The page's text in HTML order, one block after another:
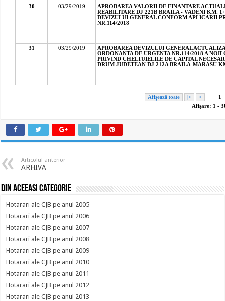
Articolul anterior
ARHIVA
Din aceeasi categorie
Hotarari ale CJB pe anul 2005
Hotarari ale CJB pe anul 2006
Hotarari ale CJB pe anul 2007
Hotarari ale CJB pe anul 2008
Hotarari ale CJB pe anul 2009
Hotarari ale CJB pe anul 2010
Hotarari ale CJB pe anul 2011
Hotarari ale CJB pe anul 2012
Hotarari ale CJB pe anul 2013